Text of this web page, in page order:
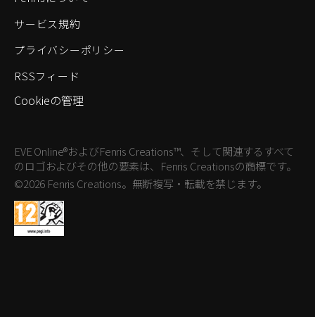
サービス規約
プライバシーポリシー
RSSフィード
Cookieの管理
EVE Online®およびFenris Creations™、そして関連するすべて
のロゴおよびその他の要素は、Fenris Creationsの商標です。
©2026 Fenris Creations。無断複写・転載を禁じます。